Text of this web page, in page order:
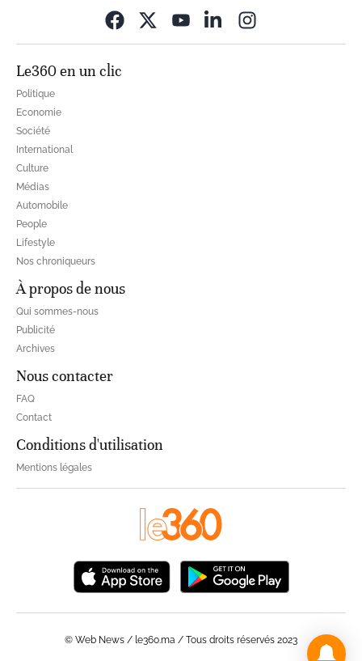
Le360 en un clic
Politique
Economie
Société
International
Culture
Médias
Automobile
People
Lifestyle
Nos chroniqueurs
À propos de nous
Qui sommes-nous
Publicité
Archives
Nous contacter
FAQ
Contact
Conditions d'utilisation
Mentions légales
© Web News / le360.ma / Tous droits réservés 2023